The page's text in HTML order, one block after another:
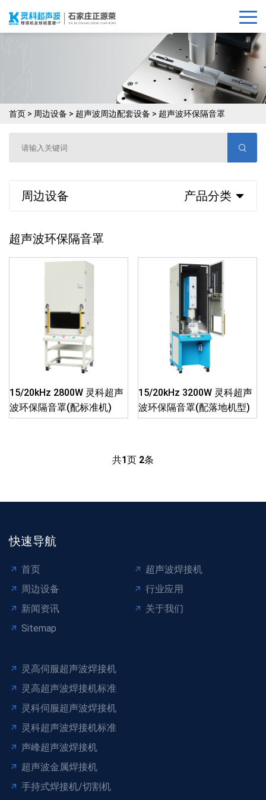
首页 > 周边设备 > 超声波周边配套设备 > 超声波环保隔音罩
周边设备 产品分类
超声波环保隔音罩
15/20kHz 2800W 灵科超声
波环保隔音罩(配标准机)
15/20kHz 3200W 灵科超声
波环保隔音罩(配落地机型)
共1页 2条
快速导航
首页
超声波焊接机
周边设备
行业应用
新闻资讯
关于我们
Sitemap
灵高伺服超声波焊接机
灵高超声波焊接机标准
灵科伺服超声波焊接机
灵科超声波焊接机标准
声峰超声波焊接机
超声波金属焊接机
手持式焊接机/切割机